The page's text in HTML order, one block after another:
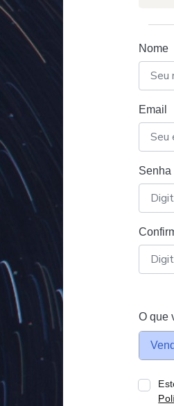
Nome
Email
Senha
O que